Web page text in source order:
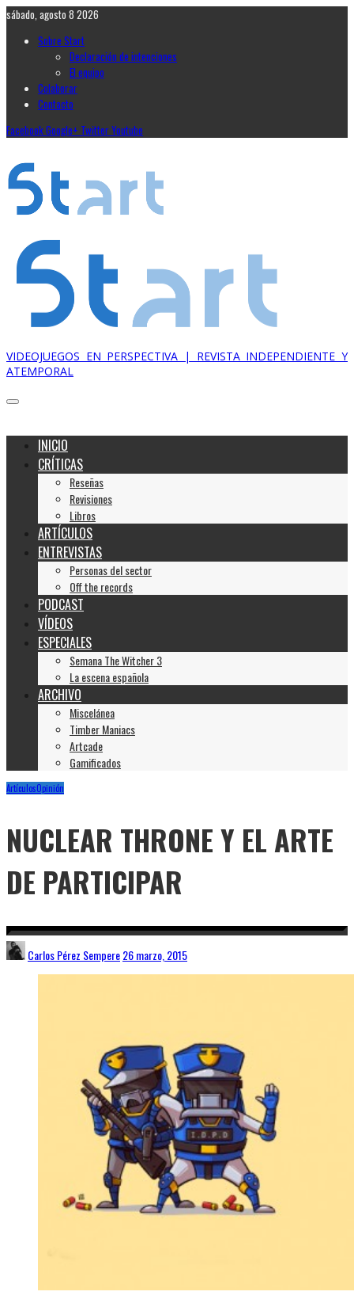
sábado, agosto 8 2026
Sobre Start
Declaración de intenciones
El equipo
Colaborar
Contacto
FacebookGoogle+ TwitterYoutube
VIDEOJUEGOS EN PERSPECTIVA | REVISTA INDEPENDIENTE Y
ATEMPORAL
INICIO
CRÍTICAS
Reseñas
Revisiones
Libros
ARTÍCULOS
ENTREVISTAS
Personas del sector
Off the records
PODCAST
VÍDEOS
ESPECIALES
Semana The Witcher 3
La escena española
ARCHIVO
Miscelánea
Timber Maniacs
Artcade
Gamificados
ArtículosOpinión
NUCLEAR THRONE Y EL ARTE
DE PARTICIPAR
Carlos Pérez Sempere26 marzo, 2015